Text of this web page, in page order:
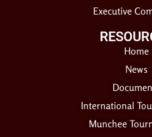
Executive
Home
News
International
Munchee